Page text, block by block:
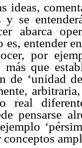
ideas,
y se
abarca
es, entender
por
más que
de ‘unidad
real
pensarse
conceptos